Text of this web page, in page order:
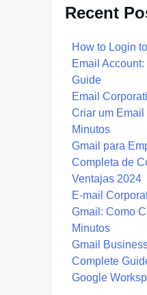
Recent
How to Login
Email
Guide
Email
Criar um
Minutos
Gmail para
Completa de
Ventajas 2024
E-mail
Gmail: Como
Minutos
Gmail
Complete
Google